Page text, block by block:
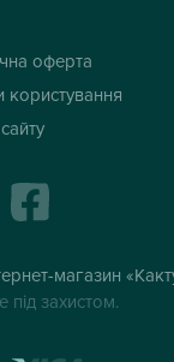
оферта
користування
facebook
магазин
під захистом.